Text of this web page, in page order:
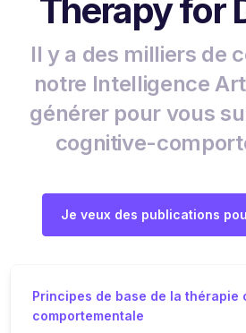
Therapy for
Il y a des milliers de
notre Intelligence
générer pour vous
cognitive-
Je veux des publications
Principes de base de la thérapie
comportementale